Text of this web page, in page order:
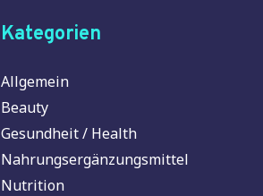
Kategorien
Allgemein
Beauty
Gesundheit / Health
Nahrungsergänzungsmittel
Nutrition